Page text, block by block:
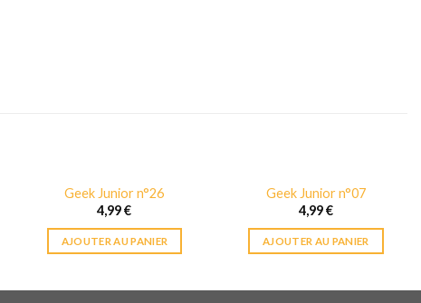
Geek Junior n°26
4,99€
AJOUTER AU PANIER
Geek Junior n°07
4,99€
AJOUTER AU PANIER